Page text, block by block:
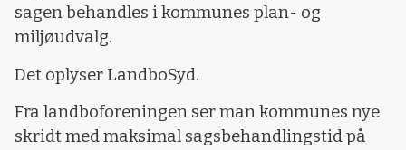
sagen behandles i kommunes plan- og
miljøudvalg.
Det oplyser LandboSyd.
Fra landboforeningen ser man kommunes nye
skridt med maksimal sagsbehandlingstid på